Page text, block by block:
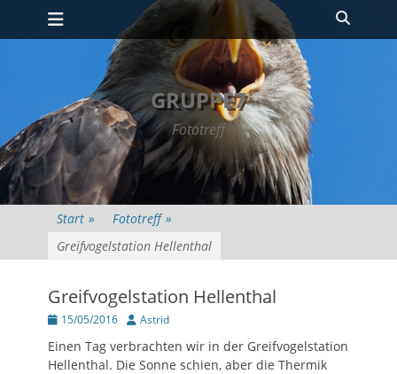
Zum
Inhalt
Primäres Menü
GRUPPE7
Fototreff
Start » Fototreff »
Greifvogelstation Hellenthal
Greifvogelstation Hellenthal
Posted
15/05/2016 AutorAstrid
Einen Tag verbrachten wir in der Greifvogelstation
Hellenthal. Die Sonne schien, aber die Thermik